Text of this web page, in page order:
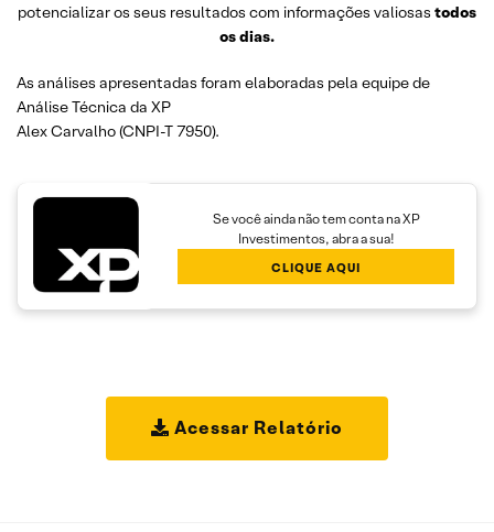
potencializar os seus resultados com informações valiosas todos
os dias.
As análises apresentadas foram elaboradas pela equipe de
Análise Técnica da XP
Alex Carvalho (CNPI-T 7950).
Se você ainda não tem conta na XP
Investimentos, abra a sua!
CLIQUE AQUI
Acessar Relatório